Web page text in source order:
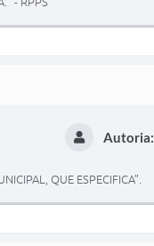
Autoria:
QUE ESPECIFICA”.